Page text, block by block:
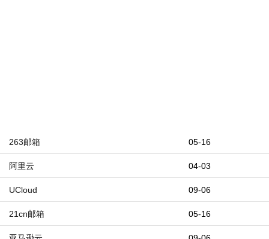
05-16
263邮箱
04-03
阿里云
09-06
UCloud
05-16
21cn邮箱